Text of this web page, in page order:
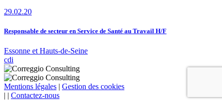
29.02.20
Responsable de secteur en Service de Santé au Travail H/F
Essonne et Hauts-de-Seine
cdi
Mentions légales | Gestion des cookies
| | Contactez-nous